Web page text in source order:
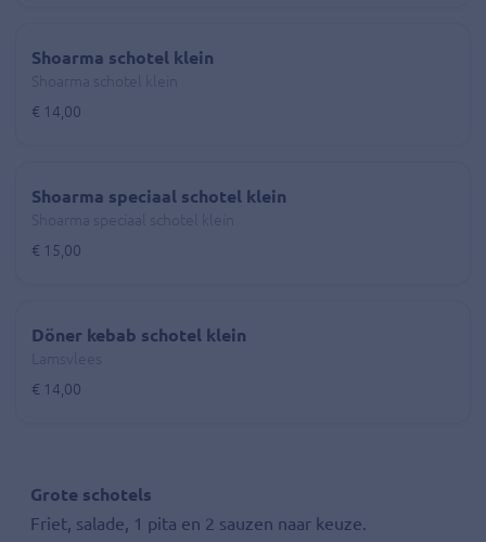
Shoarma schotel klein
€ 14,00
Shoarma speciaal schotel klein
€ 15,00
Döner kebab schotel klein
€ 14,00
Grote schotels
Friet, salade, 1 pita en 2 sauzen naar keuze.